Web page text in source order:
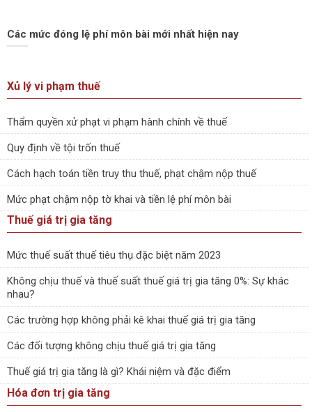
Các mức đóng lệ phí môn bài mới nhất hiện nay
Xủ lý vi phạm thuế
Thẩm quyền xử phạt vi phạm hành chính về thuế
Quy định về tội trốn thuế
Cách hạch toán tiền truy thu thuế, phạt chậm nộp thuế
Mức phạt chậm nộp tờ khai và tiền lệ phí môn bài
Thuế giá trị gia tăng
Mức thuế suất thuế tiêu thụ đặc biệt năm 2023
Không chịu thuế và thuế suất thuế giá trị gia tăng 0%: Sự khác
nhau?
Các trường hợp không phải kê khai thuế giá trị gia tăng
Các đối tượng không chịu thuế giá trị gia tăng
Thuế giá trị gia tăng là gì? Khái niệm và đặc điểm
Hóa đơn trị gia tăng